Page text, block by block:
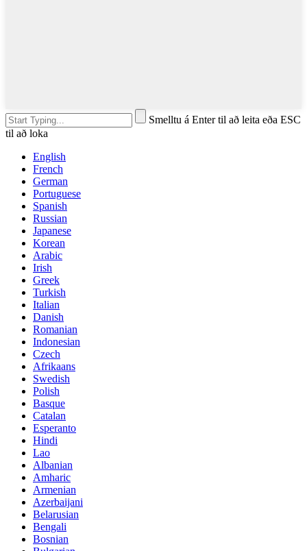
Smelltu á Enter til að leita eða ESC
til að loka
English
French
German
Portuguese
Spanish
Russian
Japanese
Korean
Arabic
Irish
Greek
Turkish
Italian
Danish
Romanian
Indonesian
Czech
Afrikaans
Swedish
Polish
Basque
Catalan
Esperanto
Hindi
Lao
Albanian
Amharic
Armenian
Azerbaijani
Belarusian
Bengali
Bosnian